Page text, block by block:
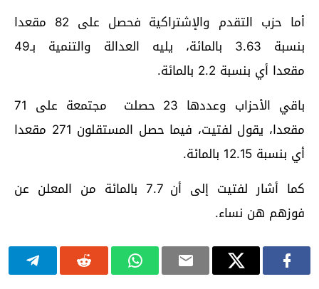
أما حزب التقدم والإشتراكية فحصل على 82 مقعدا
بنسبة 3.63 بالمائة، يليه العدالة والتنمية بـ49
مقعدا أي بنسبة 2.2 بالمائة.
باقي الأحزاب وعددها 23 حصلت مجتمعة على 71
مقعدا، يقول لفتيت، فيما حصل المستقلون 271 مقعدا
أي بنسبة 12.15 بالمائة.
كما أشار لفتيت إلى أن 7.7 بالمائة من المعلن عن
فوزهم هن نساء.